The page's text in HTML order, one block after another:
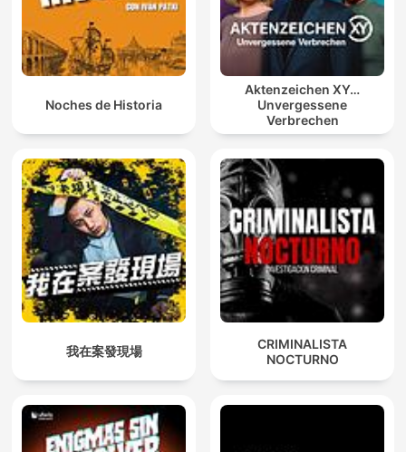
Noches de Historia
Aktenzeichen XY…
Unvergessene
Verbrechen
我在案發現場
CRIMINALISTA
NOCTURNO